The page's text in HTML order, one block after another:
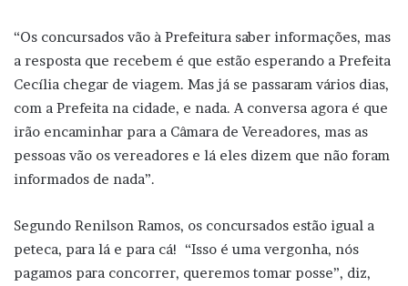
“Os concursados vão à Prefeitura saber informações, mas
a resposta que recebem é que estão esperando a Prefeita
Cecília chegar de viagem. Mas já se passaram vários dias,
com a Prefeita na cidade, e nada. A conversa agora é que
irão encaminhar para a Câmara de Vereadores, mas as
pessoas vão os vereadores e lá eles dizem que não foram
informados de nada”.
Segundo Renilson Ramos, os concursados estão igual a
peteca, para lá e para cá! “Isso é uma vergonha, nós
pagamos para concorrer, queremos tomar posse”, diz,